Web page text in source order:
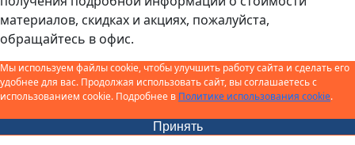
материалов, скидках и акциях, пожалуйста,
обращайтесь в офис.
Мы используем файлы cookie, чтобы улучшить работу сайта и сделать его
удобнее для вас. Продолжая использовать сайт, вы соглашаетесь с
использованием cookie. Подробнее в Политике использования cookie.
Принять